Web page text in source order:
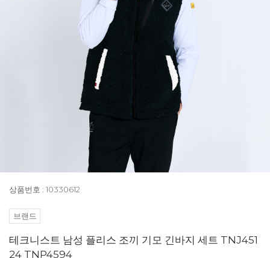
상품번호 : 10330612
브랜드
테크니스트 남성 플리스 조끼 기모 긴바지 세트 TNJ451
24 TNP4594